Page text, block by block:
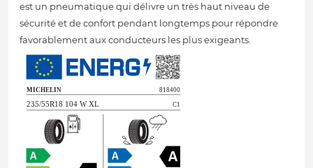
est un pneumatique qui délivre un très haut niveau de
sécurité et de confort pendant longtemps pour répondre
favorablement aux conducteurs les plus exigeants.